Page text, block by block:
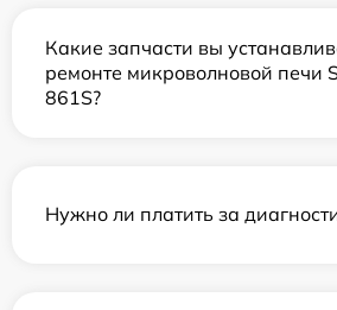
Какие запчасти вы
ремонте микроволновой печи
861S?
Нужно ли платить за